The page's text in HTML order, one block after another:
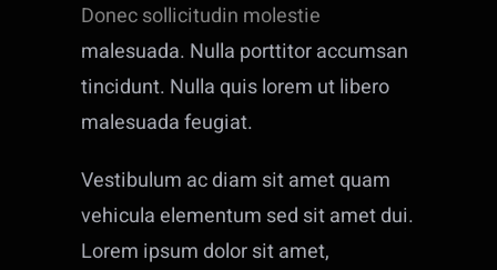
Donec sollicitudin molestie
malesuada. Nulla porttitor accumsan
tincidunt. Nulla quis lorem ut libero
malesuada feugiat.
Vestibulum ac diam sit amet quam
vehicula elementum sed sit amet dui.
Lorem ipsum dolor sit amet,